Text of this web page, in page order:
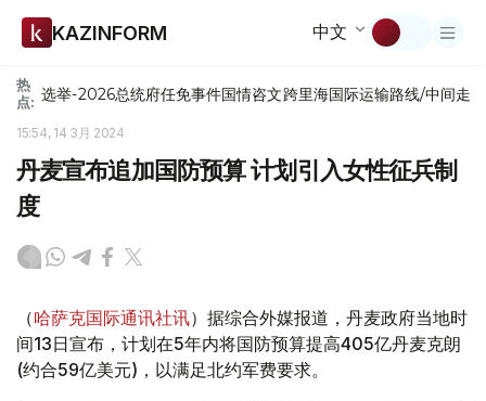
KAZINFORM 中文
热
点: 选举-2026总统府任免事件国情咨文跨里海国际运输路线/中间走廊
15:54, 14 3月 2024
丹麦宣布追加国防预算 计划引入女性征兵制
度
（哈萨克国际通讯社讯）据综合外媒报道，丹麦政府当地时
间13日宣布，计划在5年内将国防预算提高405亿丹麦克朗
(约合59亿美元)，以满足北约军费要求。